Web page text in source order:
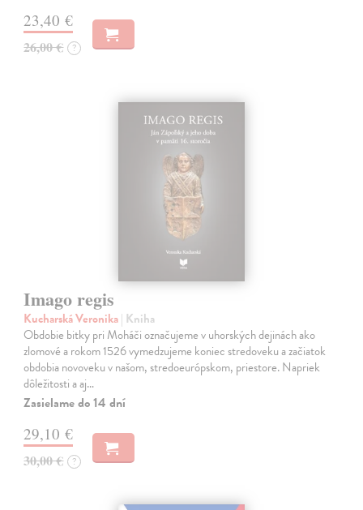
23,40 €
26,00 € ?
Imago regis
Kucharská Veronika| Kniha
Obdobie bitky pri Moháči označujeme v uhorských dejinách ako
zlomové a rokom 1526 vymedzujeme koniec stredoveku a začiatok
obdobia novoveku v našom, stredoeurópskom, priestore. Napriek
dôležitosti a aj…
Zasielame do 14 dní
29,10 €
30,00 € ?